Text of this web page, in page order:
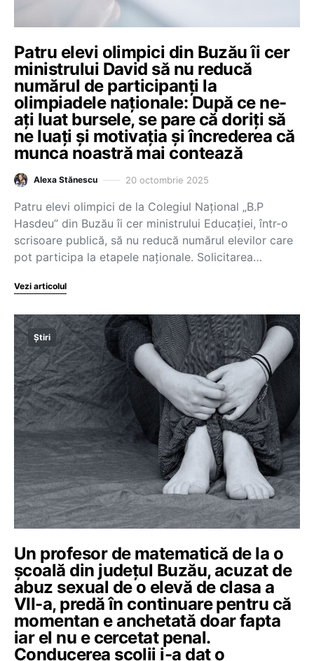
Patru elevi olimpici din Buzău îi cer
ministrului David să nu reducă
numărul de participanți la
olimpiadele naționale: După ce ne-
ați luat bursele, se pare că doriți să
ne luați și motivația și încrederea că
munca noastră mai contează
Alexa Stănescu 20 octombrie 2025
Patru elevi olimpici de la Colegiul Național „B.P
Hasdeu” din Buzău îi cer ministrului Educației, într-o
scrisoare publică, să nu reducă numărul elevilor care
pot participa la etapele naționale. Solicitarea…
Vezi articolul
Știri
Un profesor de matematică de la o
școală din județul Buzău, acuzat de
abuz sexual de o elevă de clasa a
VII-a, predă în continuare pentru că
momentan e anchetată doar fapta
iar el nu e cercetat penal.
Conducerea școlii i-a dat o